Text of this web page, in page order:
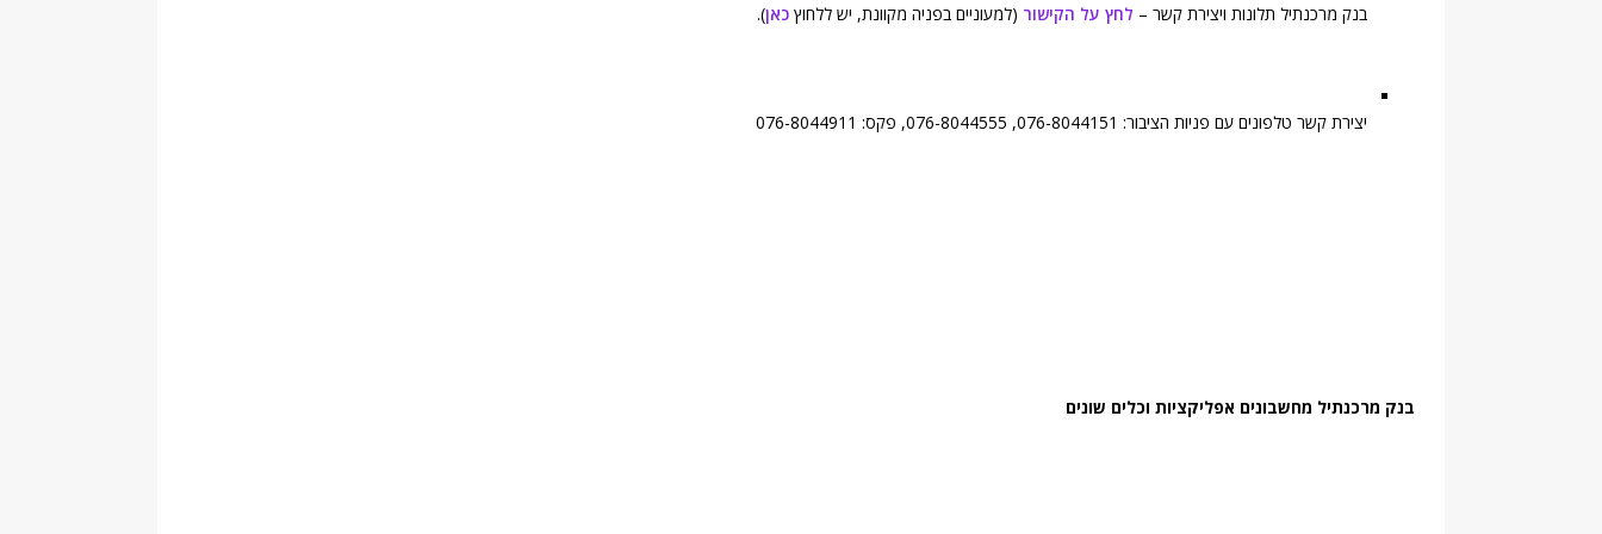
בנק מרכנתיל תלונות ויצירת קשר – לחץ על הקישור (למעוניים בפניה מקוונת, יש ללחוץ כאן).
יצירת קשר טלפונים עם פניות הציבור: 076-8044151, 076-8044555, פקס: 076-8044911
בנק מרכנתיל מחשבונים אפליקציות וכלים שונים